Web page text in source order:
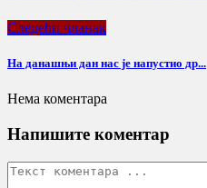
Следећи чланак
На данашњи дан нас је напустио др...
Нема коментара
Напишите коментар